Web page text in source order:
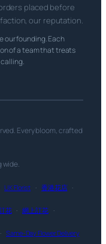
placed before
our reputation.
our founding. Each
of a team that treats
Every bloom, crafted
wide.
UK Florist · 香港花店 ·
花 · 網上訂花 ·
· Same-Day Flower Delivery